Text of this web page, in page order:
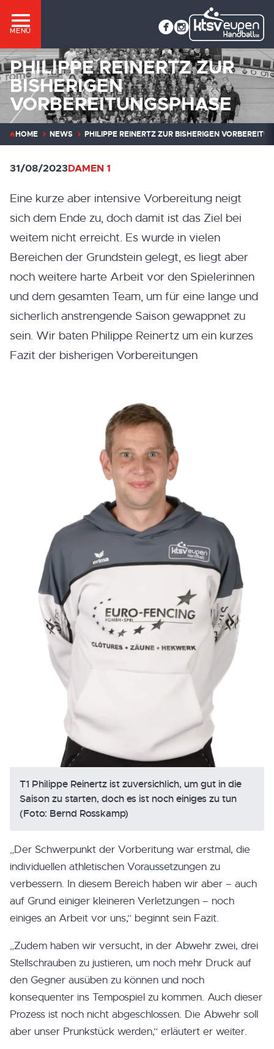
MENÜ
PHILIPPE REINERTZ ZUR
BISHERIGEN
VORBEREITUNGSPHASE
HOME NEWS PHILIPPE REINERTZ ZUR BISHERIGEN
31/08/2023DAMEN 1
Eine kurze aber intensive Vorbereitung neigt
sich dem Ende zu, doch damit ist das Ziel bei
weitem nicht erreicht. Es wurde in vielen
Bereichen der Grundstein gelegt, es liegt aber
noch weitere harte Arbeit vor den Spielerinnen
und dem gesamten Team, um für eine lange und
sicherlich anstrengende Saison gewappnet zu
sein. Wir baten Philippe Reinertz um ein kurzes
Fazit der bisherigen Vorbereitungen
T1 Philippe Reinertz ist zuversichlich, um gut in die
Saison zu starten, doch es ist noch einiges zu tun
(Foto: Bernd Rosskamp)
„Der Schwerpunkt der Vorberitung war erstmal, die
individuellen athletischen Voraussetzungen zu
verbessern. In diesem Bereich haben wir aber – auch
auf Grund einiger kleineren Verletzungen – noch
einiges an Arbeit vor uns,“ beginnt sein Fazit.
„Zudem haben wir versucht, in der Abwehr zwei, drei
Stellschrauben zu justieren, um noch mehr Druck auf
den Gegner ausüben zu können und noch
konsequenter ins Tempospiel zu kommen. Auch dieser
Prozess ist noch nicht abgeschlossen. Die Abwehr soll
aber unser Prunkstück werden,“ erläutert er weiter.